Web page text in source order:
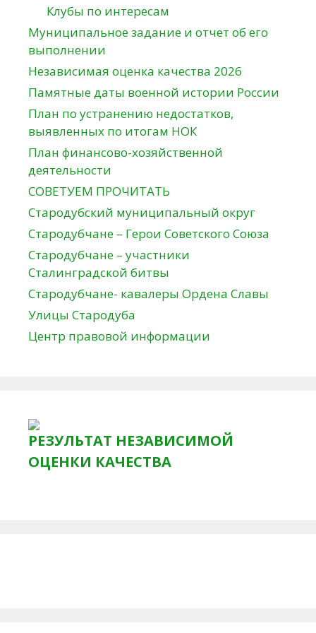
Клубы по интересам
Муниципальное задание и отчет об его
выполнении
Независимая оценка качества 2026
Памятные даты военной истории России
План по устранению недостатков,
выявленных по итогам НОК
План финансово-хозяйственной
деятельности
СОВЕТУЕМ ПРОЧИТАТЬ
Стародубский муниципальный округ
Стародубчане – Герои Советского Союза
Стародубчане – участники
Сталинградской битвы
Стародубчане- кавалеры Ордена Славы
Улицы Стародуба
Центр правовой информации
РЕЗУЛЬТАТ НЕЗАВИСИМОЙ
ОЦЕНКИ КАЧЕСТВА